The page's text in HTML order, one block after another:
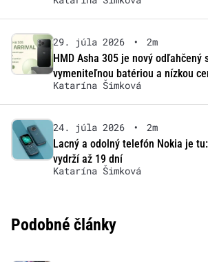
29. júla 2026 •
2m
HMD Asha 305 je nový odľahčený
vymeniteľnou batériou a nízkou
Katarína Šimková
24. júla 2026 •
2m
Lacný a odolný telefón Nokia je
vydrží až 19 dní
Katarína Šimková
Podobné články